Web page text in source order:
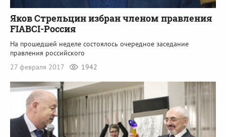
Яков Стрельцин избран членом правления
FIABCI-Россия
На прошедшей неделе состоялось очередное заседание
правления российского
27 февраля 2017
1942